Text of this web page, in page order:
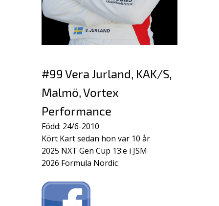
#99 Vera Jurland, KAK/S,
Malmö, Vortex
Performance
Född: 24/6-2010
Kört Kart sedan hon var 10 år
2025 NXT Gen Cup 13:e i JSM
2026 Formula Nordic